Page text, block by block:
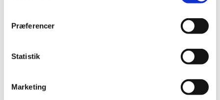
Præferencer
Statistik
Marketing
We are recruiting Programme Officers
applications for two Programme Officer
on Revenue Collection/Tax. The roles offer an
opportunity to contribute...